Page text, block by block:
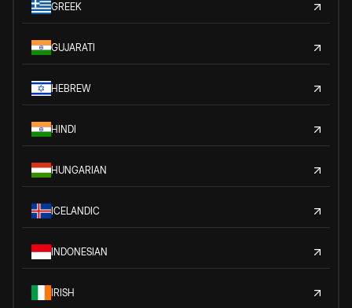
GREEK
GUJARATI
HEBREW
HINDI
HUNGARIAN
ICELANDIC
INDONESIAN
IRISH